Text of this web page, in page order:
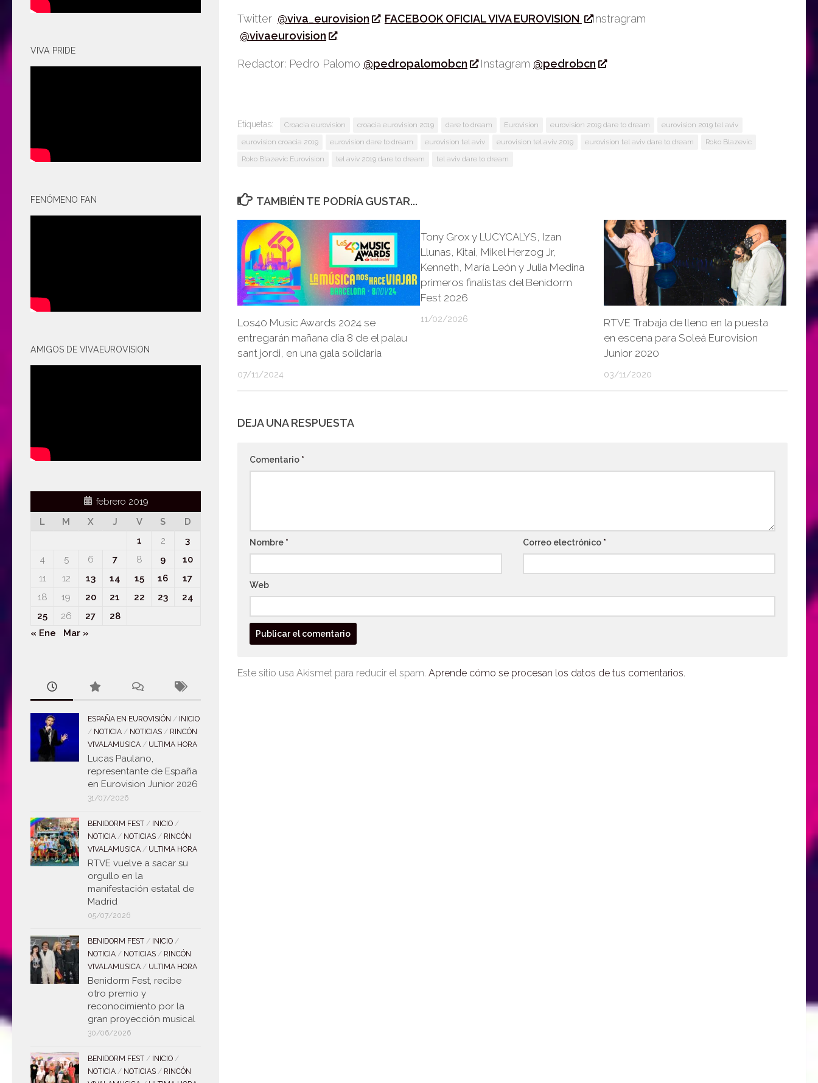
Twitter @viva_eurovision FACEBOOK OFICIAL VIVA EUROVISION
Instragram
@vivaeurovision
Redactor: Pedro Palomo @pedropalomobcn Instagram @pedrobcn
Etiquetas: Croacia eurovision croacia eurovision 2019 dare to dream Eurovision eurovision 2019 dare to dream
eurovision 2019 tel aviv
eurovision croacia 2019
eurovision dare to dream eurovision tel aviv eurovision tel aviv 2019 eurovision tel aviv dare to dream
Roko Blazevic
Roko Blazevic Eurovision
tel aviv 2019 dare to dream tel aviv dare to dream
TAMBIÉN TE PODRÍA GUSTAR...
Los40 Music Awards 2024 se
entregarán mañana día 8 de el palau
sant jordi, en una gala solidaria
07/11/2024
Tony Grox y LUCYCALYS, Izan
Llunas, Kitai, Mikel Herzog Jr,
Kenneth, María León y Julia Medina
primeros finalistas del Benidorm
Fest 2026
11/02/2026
RTVE Trabaja de lleno en la puesta
en escena para Soleá Eurovision
Junior 2020
03/11/2020
DEJA UNA RESPUESTA
Comentario *
Nombre * Correo electrónico *
Web
Este sitio usa Akismet para reducir el spam. Aprende cómo se procesan los datos de tus comentarios.
VIVA PRIDE
FENÓMENO FAN
AMIGOS DE VIVAEUROVISION
febrero 2019
L
M X J V S
D
1
2
3
4
5 6 7 8 9
10
11
12 13 14 15 16
17
18
19 20 21 22 23
24
25
26 27
28
« Ene
Mar »
ESPAÑA EN EUROVISIÓN / INICIO
/ NOTICIA / NOTICIAS / RINCÓN
VIVALAMUSICA / ULTIMA HORA
Lucas Paulano,
representante de España
en Eurovision Junior 2026
31/07/2026
BENIDORM FEST / INICIO /
NOTICIA / NOTICIAS / RINCÓN
VIVALAMUSICA / ULTIMA HORA
RTVE vuelve a sacar su
orgullo en la
manifestación estatal de
Madrid
05/07/2026
BENIDORM FEST / INICIO /
NOTICIA / NOTICIAS / RINCÓN
VIVALAMUSICA / ULTIMA HORA
Benidorm Fest, recibe
otro premio y
reconocimiento por la
gran proyección musical
30/06/2026
BENIDORM FEST / INICIO /
NOTICIA / NOTICIAS / RINCÓN